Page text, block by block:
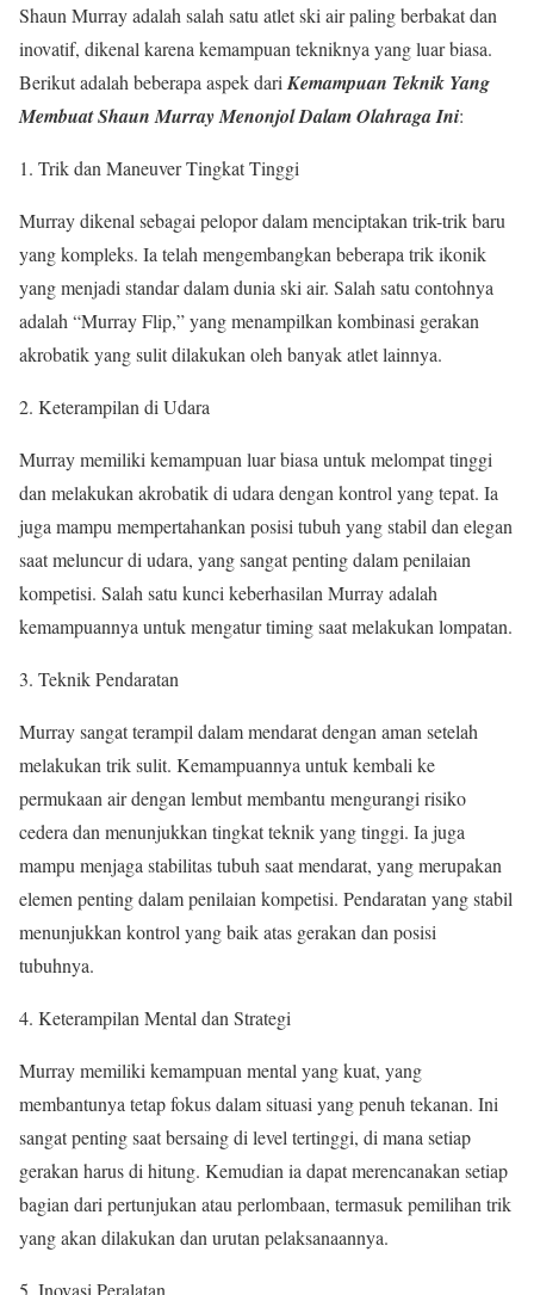
Shaun Murray adalah salah satu atlet ski air paling berbakat dan
inovatif, dikenal karena kemampuan tekniknya yang luar biasa.
Berikut adalah beberapa aspek dari Kemampuan Teknik Yang
MembuatShaun Murray Menonjol Dalam Olahraga Ini:
1. Trik dan Maneuver Tingkat Tinggi
Murray dikenal sebagai pelopor dalam menciptakan trik-trik baru
yang kompleks. Ia telah mengembangkan beberapa trik ikonik
yang menjadi standar dalam dunia ski air. Salah satu contohnya
adalah “Murray Flip,” yang menampilkan kombinasi gerakan
akrobatik yang sulit dilakukan oleh banyak atlet lainnya.
2. Keterampilan di Udara
Murray memiliki kemampuan luar biasa untuk melompat tinggi
dan melakukan akrobatik di udara dengan kontrol yang tepat. Ia
juga mampu mempertahankan posisi tubuh yang stabil dan elegan
saat meluncur di udara, yang sangat penting dalam penilaian
kompetisi. Salah satu kunci keberhasilan Murray adalah
kemampuannya untuk mengatur timing saat melakukan lompatan.
3. Teknik Pendaratan
Murray sangat terampil dalam mendarat dengan aman setelah
melakukan trik sulit. Kemampuannya untuk kembali ke
permukaan air dengan lembut membantu mengurangi risiko
cedera dan menunjukkan tingkat teknik yang tinggi. Ia juga
mampu menjaga stabilitas tubuh saat mendarat, yang merupakan
elemen penting dalam penilaian kompetisi. Pendaratan yang stabil
menunjukkan kontrol yang baik atas gerakan dan posisi
tubuhnya.
4. Keterampilan Mental dan Strategi
Murray memiliki kemampuan mental yang kuat, yang
membantunya tetap fokus dalam situasi yang penuh tekanan. Ini
sangat penting saat bersaing di level tertinggi, di mana setiap
gerakan harus di hitung. Kemudian ia dapat merencanakan setiap
bagian dari pertunjukan atau perlombaan, termasuk pemilihan trik
yang akan dilakukan dan urutan pelaksanaannya.
5. Inovasi Peralatan